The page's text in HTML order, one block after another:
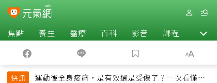
焦點 養生 醫療 百科 影音 課程 退休
快訊
運動後全身痠痛，是有效還是受傷了？一次看懂延